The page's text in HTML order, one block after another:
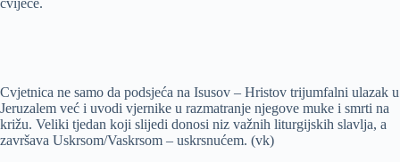
Cvjetnica ne samo da podsjeća na Isusov – Hristov trijumfalni ulazak u
Jeruzalem već i uvodi vjernike u razmatranje njegove muke i smrti na
križu. Veliki tjedan koji slijedi donosi niz važnih liturgijskih slavlja, a
završava Uskrsom/Vaskrsom – uskrsnućem. (vk)